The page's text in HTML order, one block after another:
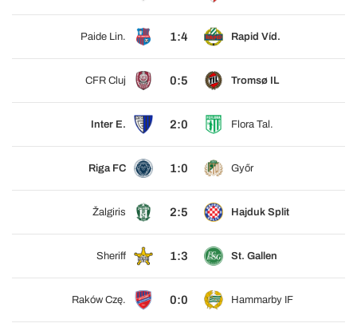
Paide Lin. 1:4 Rapid Víd.
CFR Cluj 0:5 Tromsø IL
Inter E. 2:0 Flora Tal.
Riga FC 1:0 Győr
Žalgiris 2:5 Hajduk Split
Sheriff 1:3 St. Gallen
Raków Czę. 0:0 Hammarby IF